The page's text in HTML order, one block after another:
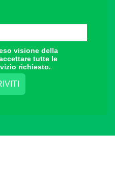
visione della
tutte le
richiesto.